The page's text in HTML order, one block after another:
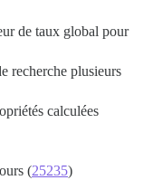
de taux global pour
recherche plusieurs
calculées
(25235)